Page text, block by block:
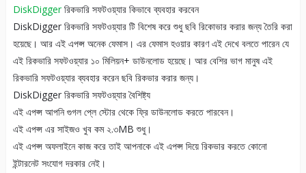
DiskDiggerরিকভারি সফটওয়্যার কিভাবে ব্যবহার করবেন
DiskDigger রিকভারি সফটওয়্যার টি বিশেষ করে শুধু ছবি রিকোভার করার জন্য তৈরি করা
হয়েছে। আর এই এপপ্স অনেক ফেমাস। এর ফেমাস হওয়ার কারণ এই দেখে বলতে পারেন যে
এই রিকভারি সফটওয়্যার ১০ মিলিয়ন+ ডাউনলোড হয়েছে। আর বেশির ভাগ মানুষ এই
রিকভারি সফটওয়্যার ব্যবহার করেন ছবি রিকভার করার জন্য।
DiskDigger রিকভারি সফটওয়্যার বৈশিষ্ট্য
এই এপপ্স আপনি গুগল প্লে স্টোর থেকে ফ্রি ডাউনলোড করতে পারবেন।
এই এপপ্স এর সাইজও খুব কম ২.৩MB শুধু।
এই এপপ্স অফলাইনে কাজ করে তাই আপনাকে এই এপপ্স দিয়ে রিকভার করতে কোনো
ইন্টারনেট সংযোগ দরকার নেই।